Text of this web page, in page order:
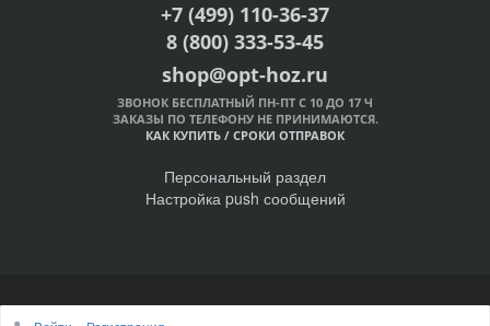
+7 (499) 110-36-37
8 (800) 333-53-45
shop@opt-hoz.ru
ЗВОНОК БЕСПЛАТНЫЙ ПН-ПТ С 10 ДО 17 Ч
ЗАКАЗЫ ПО ТЕЛЕФОНУ НЕ ПРИНИМАЮТСЯ.
КАК КУПИТЬ / СРОКИ ОТПРАВОК
Персональный раздел
Настройка push сообщений
© Интернет-магазин ОПТ-ХОЗ, 2011-2026